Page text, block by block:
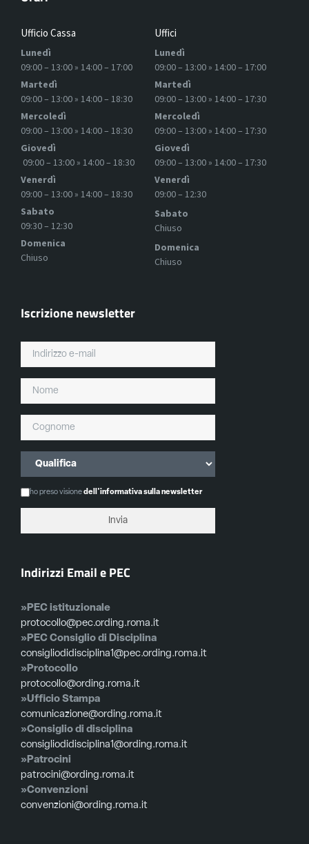
Ufficio Cassa
Lunedì
09:00 – 13:00 » 14:00 – 17:00
Martedì
09:00 – 13:00 » 14:00 – 18:30
Mercoledì
09:00 – 13:00 » 14:00 – 18:30
Giovedì
09:00 – 13:00 » 14:00 – 18:30
Venerdì
09:00 – 13:00 » 14:00 – 18:30
Sabato
09:30 – 12:30
Domenica
Chiuso
Uffici
Lunedì
09:00 – 13:00 » 14:00 – 17:00
Martedì
09:00 – 13:00 » 14:00 – 17:30
Mercoledì
09:00 – 13:00 » 14:00 – 17:30
Giovedì
09:00 – 13:00 » 14:00 – 17:30
Venerdì
09:00 – 12:30
Sabato
Chiuso
Domenica
Chiuso
Iscrizione newsletter
ho preso visionedell'informativa sulla newsletter
Indirizzi Email e PEC
»PEC istituzionale
protocollo@pec.ording.roma.it
»PEC Consiglio di Disciplina
consigliodidisciplina1@pec.ording.roma.it
»Protocollo
protocollo@ording.roma.it
»Ufficio Stampa
comunicazione@ording.roma.it
»Consiglio di disciplina
consigliodidisciplina1@ording.roma.it
»Patrocini
patrocini@ording.roma.it
»Convenzioni
convenzioni@ording.roma.it